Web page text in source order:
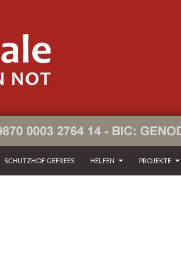
SCHUTZHOF GEFREES HELFEN PROJEKTE